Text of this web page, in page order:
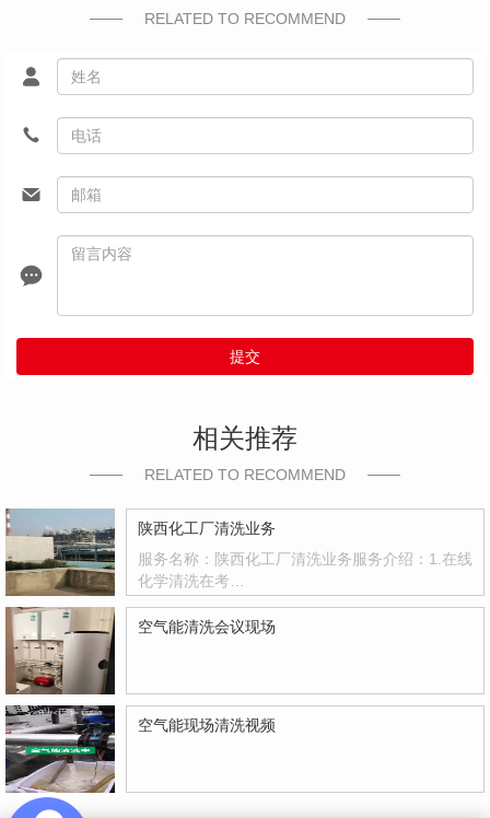
RELATED TO RECOMMEND
提交
相关推荐
RELATED TO RECOMMEND
陕西化工厂清洗业务
服务名称：陕西化工厂清洗业务服务介绍：1.在线
化学清洗在考…
空气能清洗会议现场
空气能现场清洗视频